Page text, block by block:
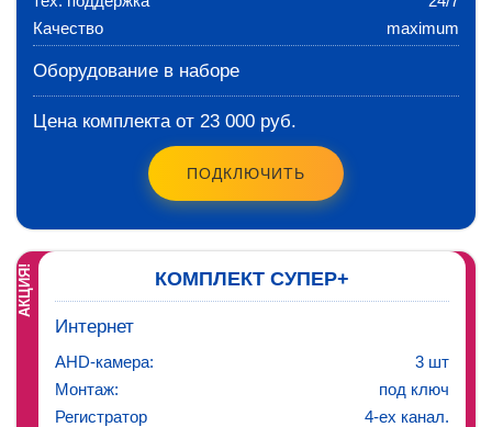
Качество
maximum
Оборудование в наборе
Цена комплекта от 23 000 руб.
ПОДКЛЮЧИТЬ
АКЦИЯ! КОМПЛЕКТ СУПЕР+
Интернет
AHD-камера:
3 шт
Монтаж:
под ключ
Регистратор
4-ех канал.